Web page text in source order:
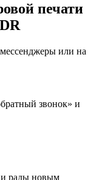
печати
или на
звонок» и
и рады новым